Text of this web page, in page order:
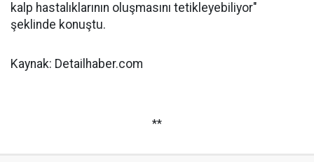
kalp hastalıklarının oluşmasını tetikleyebiliyor"
şeklinde konuştu.
Kaynak: Detailhaber.com
**